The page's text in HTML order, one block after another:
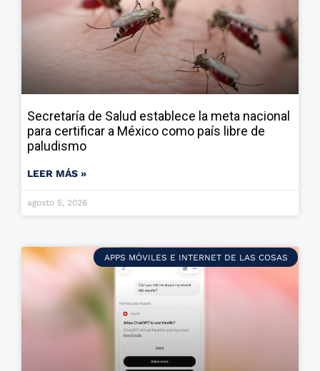
Secretaría de Salud establece la meta nacional
para certificar a México como país libre de
paludismo
LEER MÁS »
agosto 5, 2026
APPS MÓVILES E INTERNET DE LAS COSAS